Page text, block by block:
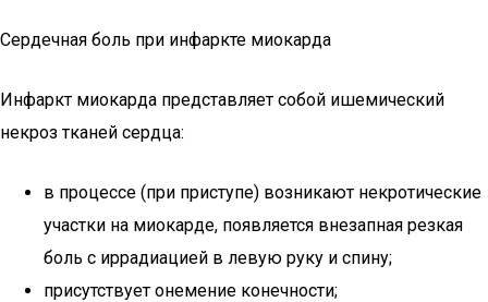
Сердечная боль при инфаркте миокарда
Инфаркт миокарда представляет собой ишемический
некроз тканей сердца:
в процессе (при приступе) возникают некротические
участки на миокарде, появляется внезапная резкая
боль с иррадиацией в левую руку и спину;
присутствует онемение конечности;